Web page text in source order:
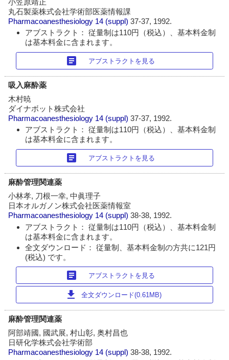
丸石製薬株式会社学術部医薬情報課
Pharmacoanesthesiology 14 (suppl)37-37, 1992.
アブストラクト： 従量制は110円（税込）、基本料金制
は基本料金に含まれます。
article アブストラクトを見る
吸入麻酔薬
木村暁
ダイナボット株式会社
Pharmacoanesthesiology 14 (suppl)37-37, 1992.
アブストラクト： 従量制は110円（税込）、基本料金制
は基本料金に含まれます。
article アブストラクトを見る
麻酔管理関連薬
小林孝, 刀根一幸, 中眞理子
日本オルガノン株式会社医薬情報室
Pharmacoanesthesiology 14 (suppl)38-38, 1992.
アブストラクト： 従量制は110円（税込）、基本料金制
は基本料金に含まれます。
全文ダウンロード： 従量制、基本料金制の方共に121円
(税込) です。
article アブストラクトを見る
download 全文ダウンロード(0.61MB)
麻酔管理関連薬
阿部靖國, 國武展, 村山彰, 奥村昌也
日研化学株式会社学術部
Pharmacoanesthesiology 14 (suppl)38-38, 1992.